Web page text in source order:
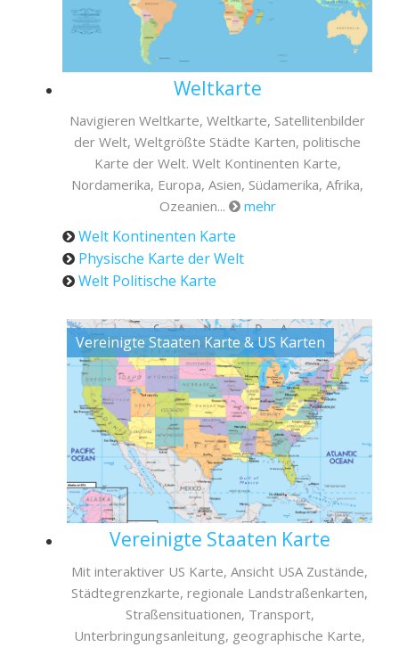
Weltkarte
Navigieren Weltkarte, Weltkarte, Satellitenbilder
der Welt, Weltgrößte Städte Karten, politische
Karte der Welt. Welt Kontinenten Karte,
Nordamerika, Europa, Asien, Südamerika, Afrika,
Ozeanien...
mehr
Welt Kontinenten Karte
Physische Karte der Welt
Welt Politische Karte
Vereinigte Staaten Karte & US Karten
Vereinigte Staaten Karte
Mit interaktiver US Karte, Ansicht USA Zustände,
Städtegrenzkarte, regionale Landstraßenkarten,
Straßensituationen, Transport,
Unterbringungsanleitung, geographische Karte,